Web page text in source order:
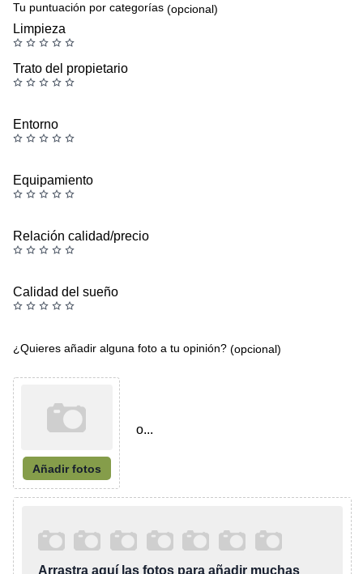
Tu puntuación por categorías (opcional)
Limpieza
Trato del propietario
Entorno
Equipamiento
Relación calidad/precio
Calidad del sueño
¿Quieres añadir alguna foto a tu opinión? (opcional)
Añadir fotos
o...
Arrastra aquí las fotos para añadir muchas